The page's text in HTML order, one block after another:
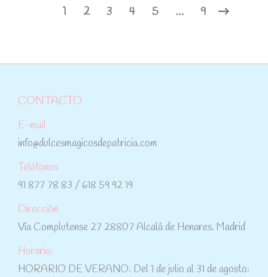
1 2 3 4 5 … 9
CONTACTO
E-mail
info@dulcesmagicosdepatricia.com
Teléfonos
91 877 78 83 / 618 59 92 19
Dirección
Vía Complutense 27 28807 Alcalá de Henares. Madrid
Horario:
HORARIO DE VERANO: Del 1 de julio al 31 de agosto: